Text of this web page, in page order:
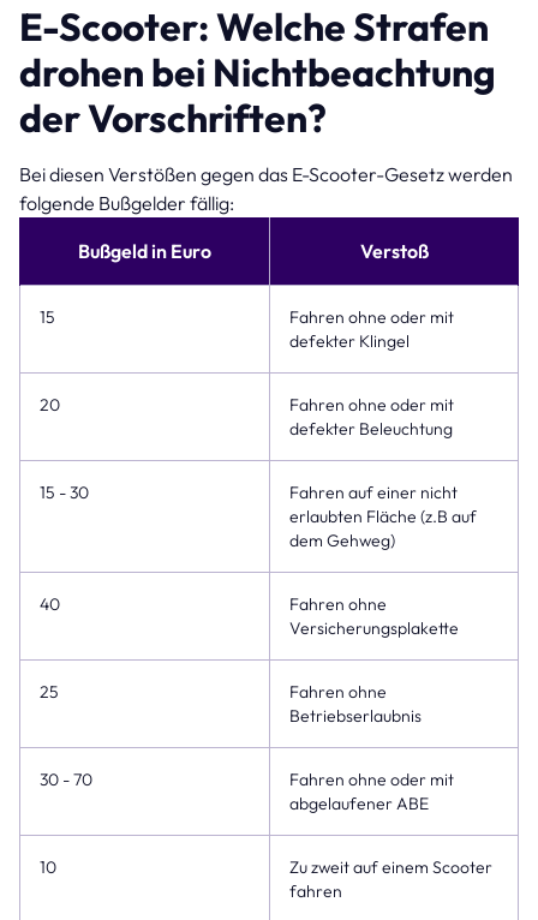
E-Scooter: Welche Strafen
drohen bei Nichtbeachtung
der Vorschriften?
Bei diesen Verstößen gegen das E-Scooter-Gesetz werden
folgende Bußgelder fällig:
Bußgeld in Euro
Verstoß
15
Fahren ohne oder mit
defekter Klingel
20
Fahren ohne oder mit
defekter Beleuchtung
15 - 30
Fahren auf einer nicht
erlaubten Fläche (z.B auf
dem Gehweg)
40
Fahren ohne
Versicherungsplakette
25
Fahren ohne
Betriebserlaubnis
30 - 70
Fahren ohne oder mit
abgelaufener ABE
10
Zu zweit auf einem Scooter
fahren